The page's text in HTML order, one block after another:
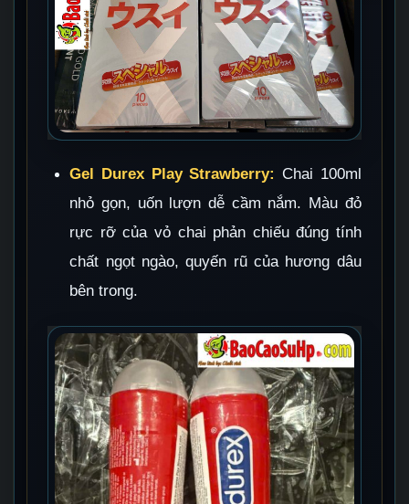
Gel Durex Play Strawberry: Chai 100ml
nhỏ gọn, uốn lượn dễ cầm nắm. Màu đỏ
rực rỡ của vỏ chai phản chiếu đúng tính
chất ngọt ngào, quyến rũ của hương dâu
bên trong.